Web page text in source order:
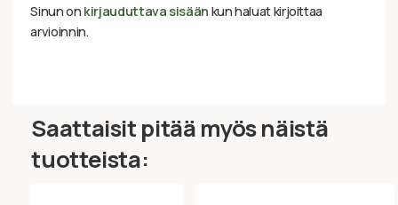
Sinun on kirjauduttava sisään kun haluat kirjoittaa
arvioinnin.
Saattaisit pitää myös näistä
tuotteista: